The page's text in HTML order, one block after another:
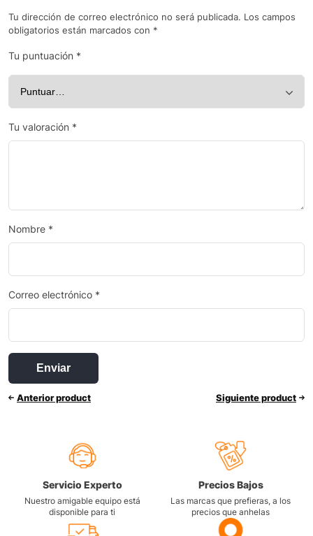
Tu dirección de correo electrónico no será publicada. Los campos
obligatorios están marcados con *
Tu puntuación *
Tu valoración *
Nombre *
Correo electrónico *
Anterior product Siguiente product
Servicio Experto
Nuestro amigable equipo está
disponible para ti
Precios Bajos
Las marcas que prefieras, a los
precios que anhelas